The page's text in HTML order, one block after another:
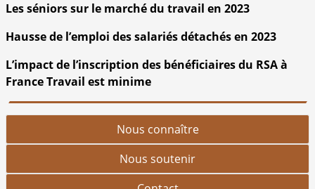
Les séniors sur le marché du travail en 2023
Hausse de l’emploi des salariés détachés en 2023
L’impact de l’inscription des bénéficiaires du RSA à
France Travail est minime
Nous connaître
Nous soutenir